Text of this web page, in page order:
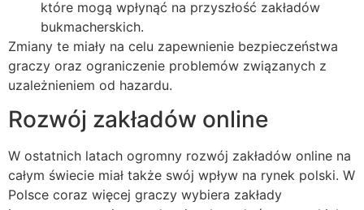
które mogą wpłynąć na przyszłość zakładów
bukmacherskich.
Zmiany te miały na celu zapewnienie bezpieczeństwa
graczy oraz ograniczenie problemów związanych z
uzależnieniem od hazardu.
Rozwój zakładów online
W ostatnich latach ogromny rozwój zakładów online na
całym świecie miał także swój wpływ na rynek polski. W
Polsce coraz więcej graczy wybiera zakłady